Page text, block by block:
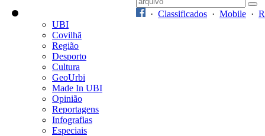
· Classificados · Mobile ·
UBI
Covilhã
Região
Desporto
Cultura
GeoUrbi
Made In UBI
Opinião
Reportagens
Infografias
Especiais